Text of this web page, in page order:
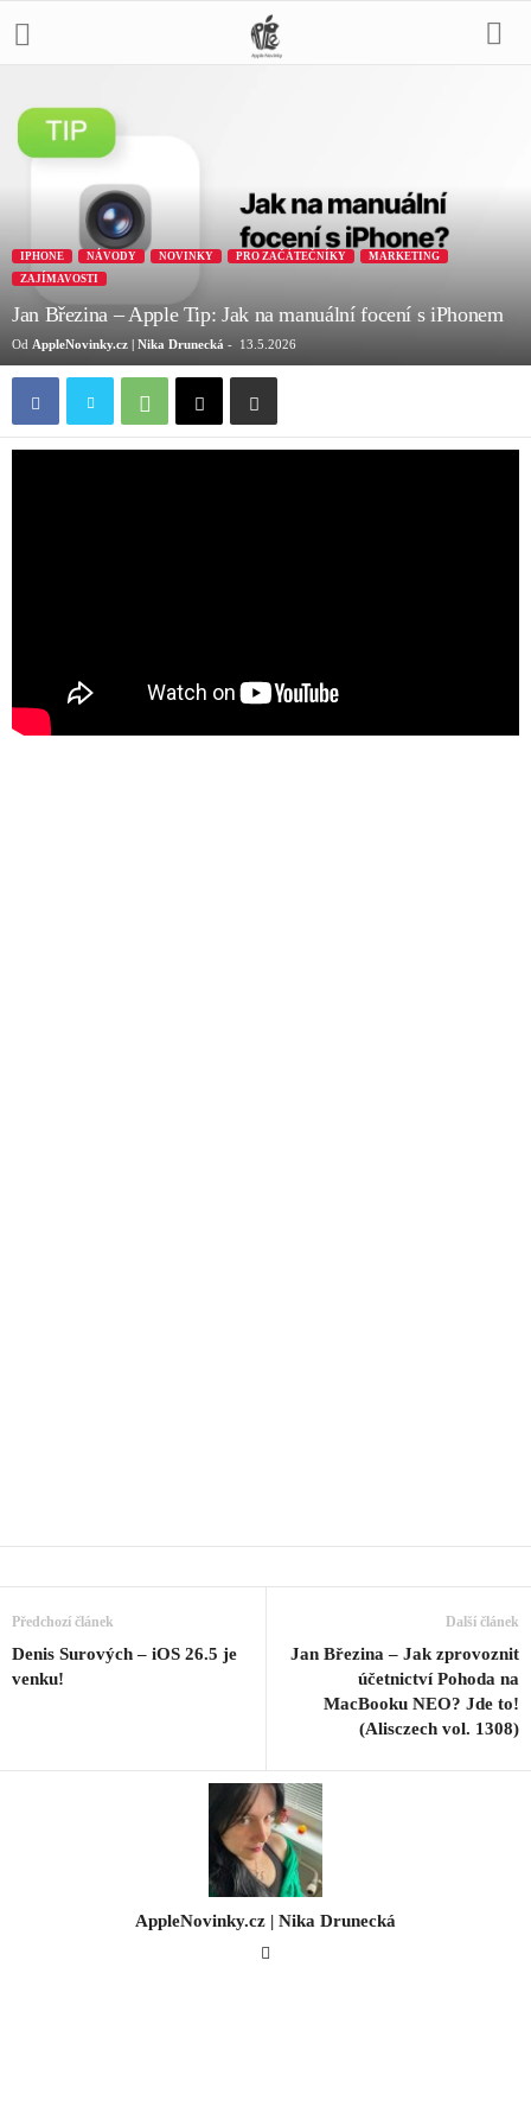
IPHONE NÁVODY NOVINKY PRO ZAČÁTEČNÍKY
MARKETING
ZAJÍMAVOSTI
Jan Březina – Apple Tip: Jak na manuální focení s iPhonem
Od AppleNovinky.cz | Nika Drunecká - 13.5.2026
Předchozí článek
Denis Surových – iOS 26.5 je
venku!
Další článek
Jan Březina – Jak zprovoznit
účetnictví Pohoda na
MacBooku NEO? Jde to!
(Alisczech vol. 1308)
AppleNovinky.cz | Nika Drunecká